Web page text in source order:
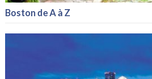
Boston de A à Z